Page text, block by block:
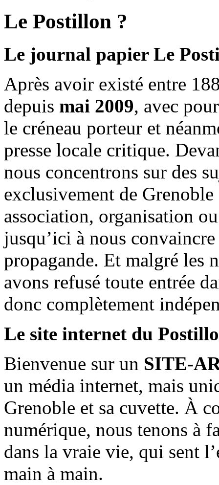
Le Postillon ?
Le journal papier Le
Après avoir existé entre
depuis mai 2009, avec
le créneau porteur et
presse locale critique.
nous concentrons sur des
exclusivement de
association, organisation
jusqu’ici à nous
propagande. Et malgré les
avons refusé toute entrée
donc complètement
Le site internet du
Bienvenue sur un SITE-
un média internet, mais
Grenoble et sa cuvette. À
numérique, nous tenons à
dans la vraie vie, qui sent
main à main.